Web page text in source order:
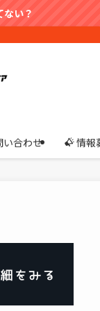
い？
合わせ 情報